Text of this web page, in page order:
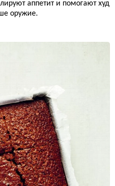
аппетит и помогают худ
оружие.